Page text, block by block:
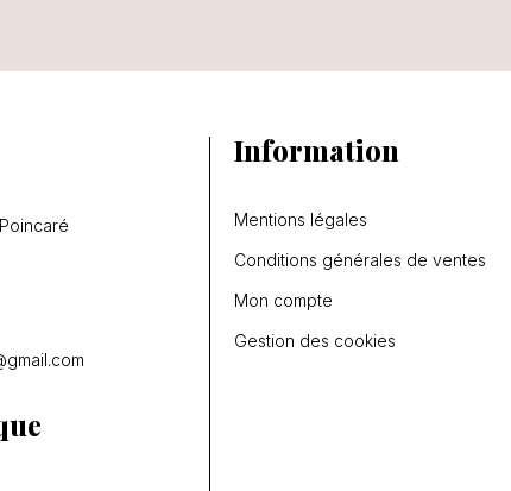
Information
Mentions légales
Conditions générales de ventes
Mon compte
Gestion des cookies